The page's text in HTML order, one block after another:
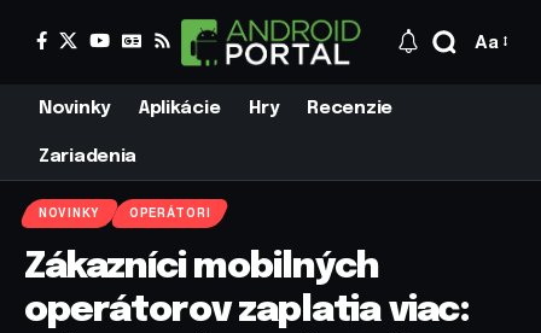
Aa
Novinky Aplikácie Hry Recenzie
Zariadenia
NOVINKY OPERÁTORI
Zákazníci mobilných
operátorov zaplatia viac: